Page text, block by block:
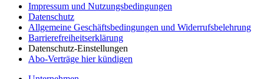
Impressum und Nutzungsbedingungen
Datenschutz
Allgemeine Geschäftsbedingungen und Widerrufsbelehrung
Barrierefreiheitserklärung
Datenschutz-Einstellungen
Abo-Verträge hier kündigen